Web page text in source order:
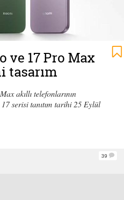
ve 17 Pro Max
tasarım
akıllı telefonlarının
serisi tanıtım tarihi 25 Eylül
39